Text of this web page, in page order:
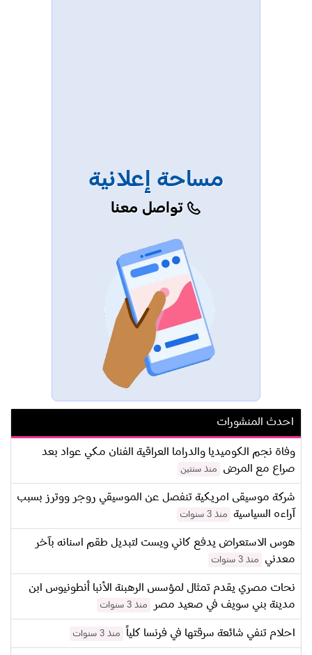
مساحة إعلانية
تواصل معنا
احدث المنشورات
وفاة نجم الكوميديا والدراما العراقية الفنان مكي عواد بعد
صراع مع المرض
منذ سنتين
شركة موسيقى امريكية تنفصل عن الموسيقي روجر ووترز بسبب
آراءه السياسية
منذ 3 سنوات
هوس الاستعراض يدفع كاني ويست لتبديل طقم اسنانه بآخر
معدني
منذ 3 سنوات
نحات مصري يقدم تمثال لمؤسس الرهبنة الأنبا أنطونيوس ابن
مدينة بني سويف في صعيد مصر
منذ 3 سنوات
احلام تنفي شائعة سرقتها في فرنسا كلياً منذ 3 سنوات